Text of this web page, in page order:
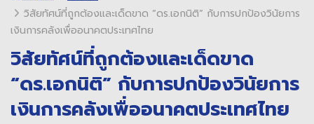
วิสัยทัศน์ที่ถูกต้องและเด็ดขาด “ดร.เอกนิติ” กับการปกป้องวินัยการ
เงินการคลังเพื่ออนาคตประเทศไทย
วิสัยทัศน์ที่ถูกต้องและเด็ดขาด
“ดร.เอกนิติ” กับการปกป้องวินัยการ
เงินการคลังเพื่ออนาคตประเทศไทย